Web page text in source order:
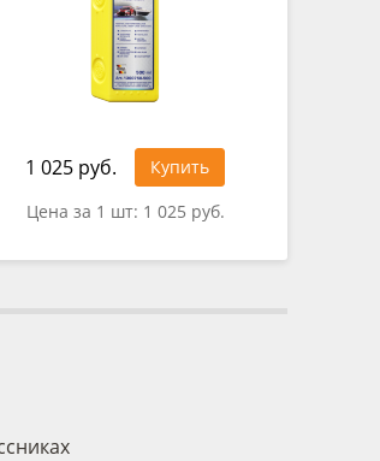
1 025 руб.
Купить
Цена за 1 шт: 1 025 руб.